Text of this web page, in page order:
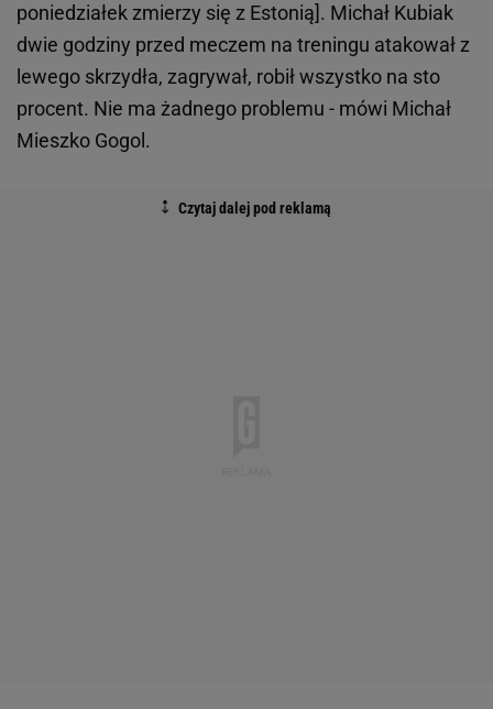
poniedziałek zmierzy się z Estonią]. Michał Kubiak
dwie godziny przed meczem na treningu atakował z
lewego skrzydła, zagrywał, robił wszystko na sto
procent. Nie ma żadnego problemu - mówi Michał
Mieszko Gogol.